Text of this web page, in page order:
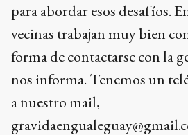
para abordar esos desafíos.
vecinas trabajan muy bien
forma de contactarse con la
nos informa. Tenemos un
a nuestro mail,